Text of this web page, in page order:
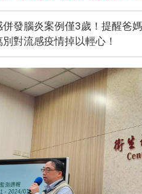
併發腦炎案例僅3歲！提醒爸
對流感疫情掉以輕心！